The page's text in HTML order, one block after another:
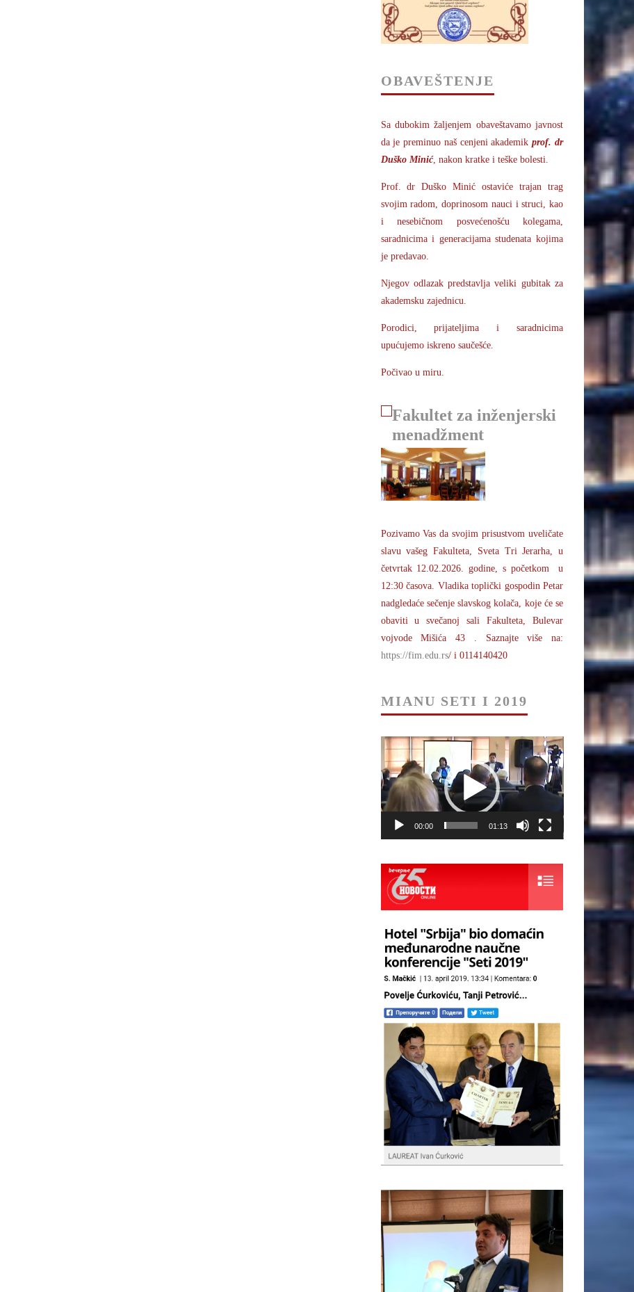
OBAVEŠTENJE
Sa dubokim žaljenjem obaveštavamo javnost
da je preminuo naš cenjeni akademikprof. dr
Duško Minić, nakon kratke i teške bolesti.
Prof. dr Duško Minić ostaviće trajan trag
svojim radom, doprinosom nauci i struci, kao
i nesebičnom posvećenošću kolegama,
saradnicima i generacijama studenata kojima
je predavao.
Njegov odlazak predstavlja veliki gubitak za
akademsku zajednicu.
Porodici, prijateljima i saradnicima
upućujemo iskreno saučešće.
Počivao u miru.
Fakultet za inženjerski
menadžment
Pozivamo Vas da svojim prisustvom uveličate
slavu vašeg Fakulteta, Sveta Tri Jerarha, u
četvrtak 12.02.2026. godine, s početkom u
12:30 časova. Vladika toplički gospodin Petar
nadgledaće sečenje slavskog kolača, koje će se
obaviti u svečanoj sali Fakulteta, Bulevar
vojvode Mišića 43 . Saznajte više na:
https://fim.edu.rs/ i 0114140420
MIANU SETI I 2019
Прегледач
видео
записа
00:00 01:13